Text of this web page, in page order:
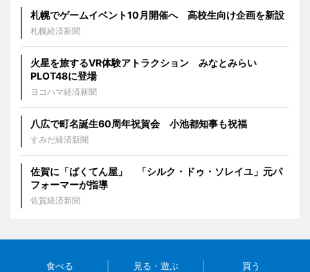
札幌でゲームイベント10月開催へ 高校生向け企画を新設
札幌経済新聞
火星を旅するVR体験アトラクション みなとみらい
PLOT48に登場
ヨコハマ経済新聞
八広で町名誕生60周年祝賀会 小池都知事も祝福
すみだ経済新聞
佐賀に「ばくてん屋」 「シルク・ドゥ・ソレイユ」元パ
フォーマーが指導
佐賀経済新聞
食べる 見る・遊ぶ 買う